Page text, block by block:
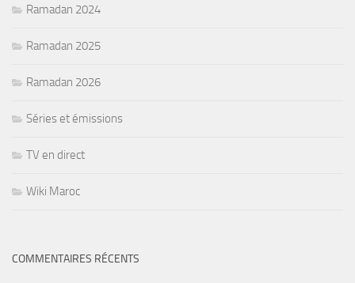
Ramadan 2024
Ramadan 2025
Ramadan 2026
Séries et émissions
TV en direct
Wiki Maroc
COMMENTAIRES RÉCENTS